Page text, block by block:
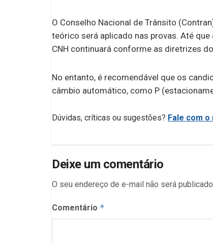
O Conselho Nacional de Trânsito
teórico será aplicado nas provas. Até
CNH continuará conforme as diretrizes
No entanto, é recomendável que os
câmbio automático, como P
Dúvidas, críticas ou sugestões? Fale com
Deixe um comentário
O seu endereço de e-mail não será
Comentário *